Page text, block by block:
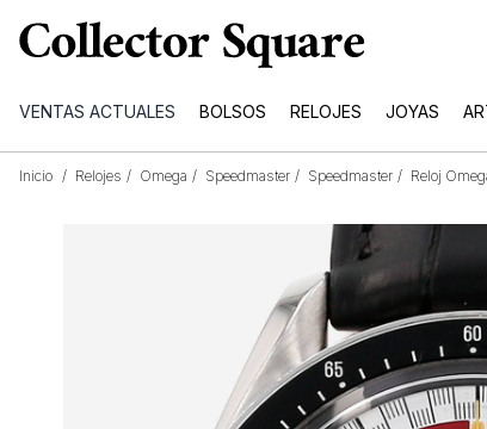
VENTAS ACTUALES BOLSOS RELOJES JOYAS
Inicio / Relojes / Omega / Speedmaster / Speedmaster / Reloj